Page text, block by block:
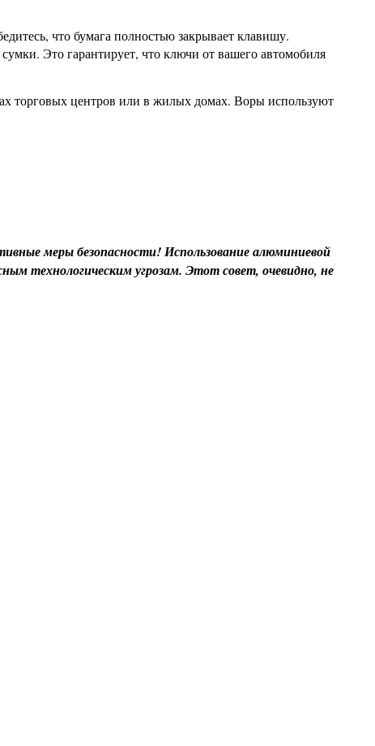
что бумага полностью закрывает клавишу.
Это гарантирует, что ключи от вашего автомобиля
торговых центров или в жилых домах. Воры используют
меры безопасности! Использование алюминиевой
технологическим угрозам. Этот совет, очевидно, не